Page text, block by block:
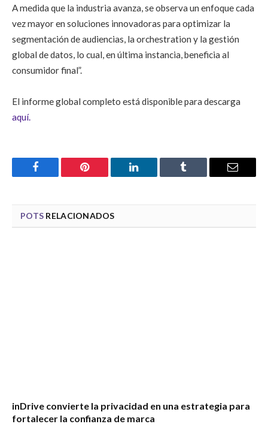
A medida que la industria avanza, se observa un enfoque cada
vez mayor en soluciones innovadoras para optimizar la
segmentación de audiencias, la orchestration y la gestión
global de datos, lo cual, en última instancia, beneficia al
consumidor final”.
El informe global completo está disponible para descarga
aquí.
Facebook Pinterest LinkedIn Tumblr Email
POTS RELACIONADOS
inDrive convierte la privacidad en una estrategia para
fortalecer la confianza de marca